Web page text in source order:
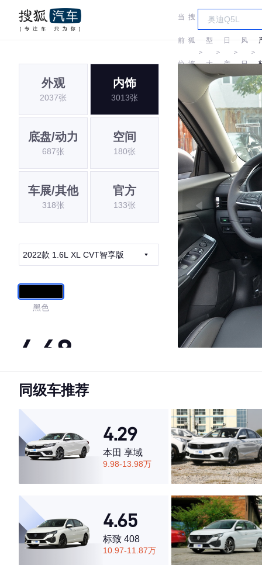
当
前
位
搜
狐
汽
＞
车
型
大
全
＞
日
产
＞
风
日
产
＞
外观
2037张
内饰
3013张
底盘/动力
687张
空间
180张
车展/其他
318张
官方
133张
2022款 1.6L XL CVT智享版
黑色
4.68
·外观表现一般，低于53%同级车
·空间表现较为优秀，优于79%同级车
同级车推荐
4.29
本田 享域
9.98-13.98万
4.65
标致 408
10.97-11.87万